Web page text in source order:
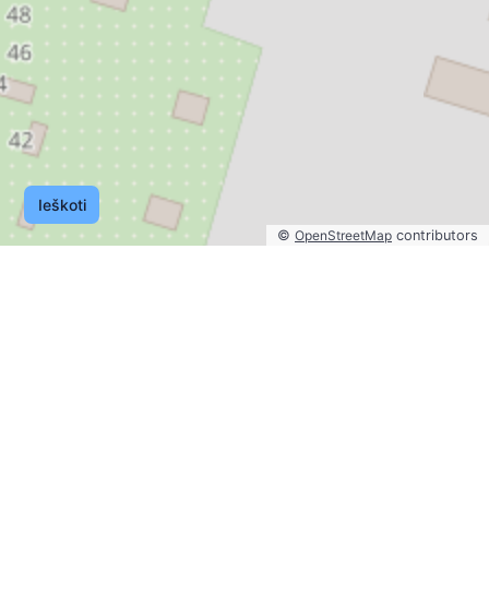
Ieškoti
© OpenStreetMap contributors